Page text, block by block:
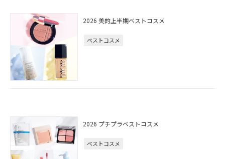
2026 美的上半期ベストコスメ
ベストコスメ
2026 プチプラベストコスメ
ベストコスメ